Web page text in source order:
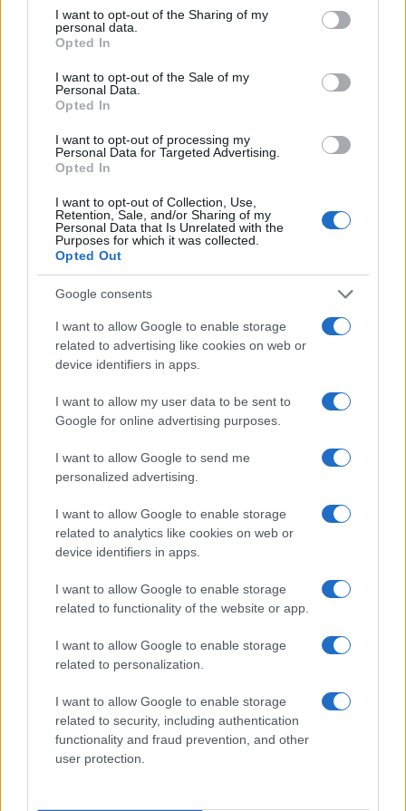
not limited to your visit or usage behaviour. You may click to
grant or deny consent to Google and its third-party tags to
use your data for below specified purposes in below Google
consent section.
I want to opt-out of the Sharing of my
personal data.
Opted In
I want to opt-out of the Sale of my
Personal Data.
Opted In
I want to opt-out of processing my
Personal Data for Targeted Advertising.
Opted In
I want to opt-out of Collection, Use,
Retention, Sale, and/or Sharing of my
Personal Data that Is Unrelated with the
Purposes for which it was collected.
Opted Out
Google consents
I want to allow Google to enable storage
related to advertising like cookies on web or
device identifiers in apps.
I want to allow my user data to be sent to
Google for online advertising purposes.
I want to allow Google to send me
personalized advertising.
I want to allow Google to enable storage
related to analytics like cookies on web or
device identifiers in apps.
I want to allow Google to enable storage
related to functionality of the website or app.
I want to allow Google to enable storage
related to personalization.
I want to allow Google to enable storage
related to security, including authentication
functionality and fraud prevention, and other
user protection.
Virginia Raggi ha poi concluso ringraziando tutti i
facendo e sono certa che insieme riusciremo a
rilanciare Ama, che è e rimarrà un’azienda pubblica
SEGUICI SU FACEBOOK
Precedente
ROMA MONDO DI
MEZZO Salvatore
Buzzi ai domiciliari
Successiva
ROMA Berlusconi:
ingrati nei miei
ARTICOLI CORRELATI
Inchiesta nomine – PM: ‘condannare Raggi a 10 mesi ’
New York Times elogia la Raggi su sfratto Casapound